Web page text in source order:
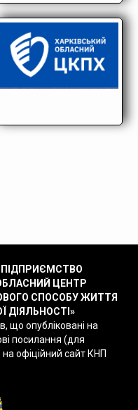
ЦЕНТР
СПОСОБУ ЖИТТЯ
ДІЯЛЬНОСТІ»
що опубліковані на
посилання (для
офіційний сайт КНП